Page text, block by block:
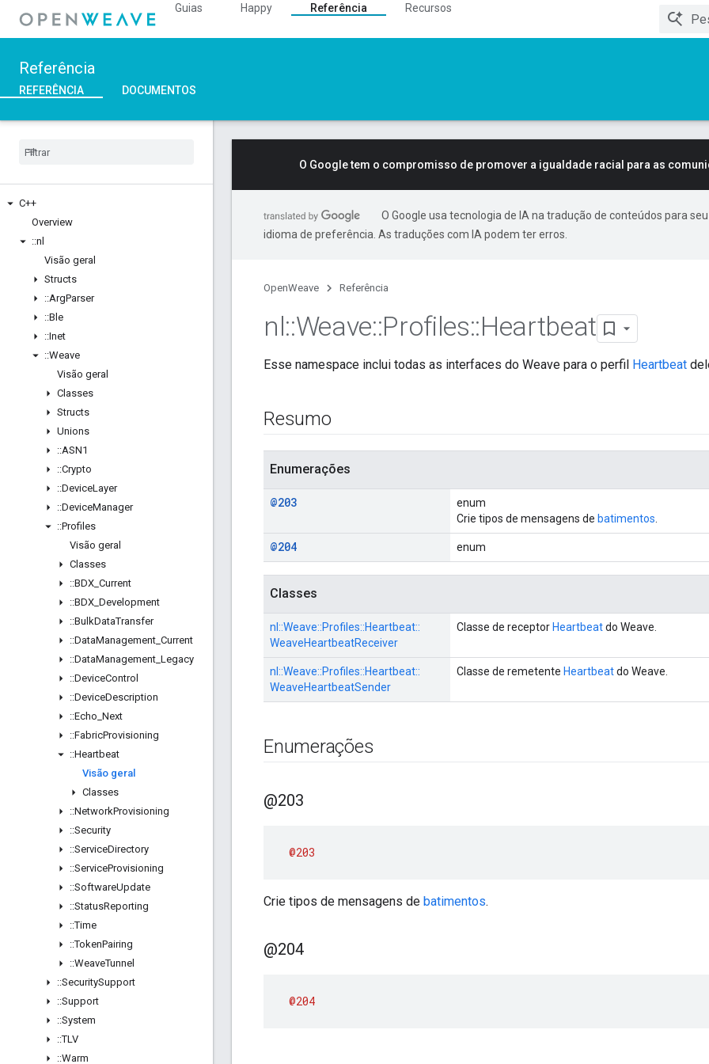
Guias Happy Referência Recursos
Referência
REFERÊNCIA DOCUMENTOS
C++
Overview
::nl
Visão geral
Structs
::ArgParser
::Ble
::Inet
::Weave
Visão geral
Classes
Structs
Unions
::ASN1
::Crypto
::DeviceLayer
::DeviceManager
::Profiles
Visão geral
Classes
::BDX Current
::BDX Development
::BulkDataTransfer
::DataManagement Current
::DataManagement Legacy
::DeviceControl
::DeviceDescription
::Echo Next
::FabricProvisioning
::Heartbeat
Visão geral
Classes
::NetworkProvisioning
::Security
::ServiceDirectory
::ServiceProvisioning
::SoftwareUpdate
::StatusReporting
::Time
::TokenPairing
::WeaveTunnel
::SecuritySupport
::Support
::System
::TLV
::Warm
O Google tem o compromisso de promover a igualdade racial para as
O Google usa tecnologia de IA na tradução de conteúdos para seu
idioma de preferência. As traduções com IA podem ter erros.
OpenWeave Referência
nl::Weave::Profiles::Heartbeat
Esse namespace inclui todas as interfaces do Weave para o perfil Heartbeat
Resumo
Enumerações
@203
enum
Crie tipos de mensagens de batimentos
@204 enum
Classes
nl::Weave::Profiles::Heartbeat::
WeaveHeartbeatReceiver
Classe de receptor Heartbeatdo Weave.
nl::Weave::Profiles::Heartbeat::
WeaveHeartbeatSender
Classe de remetente Heartbeatdo Weave.
Enumerações
@203
@203
Crie tipos de mensagens de batimentos.
@204
@204